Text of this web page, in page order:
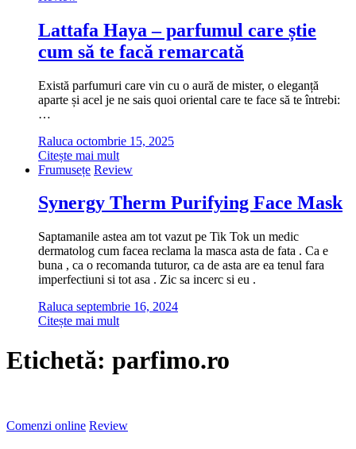
Lattafa Haya – parfumul care știe
cum să te facă remarcată
Există parfumuri care vin cu o aură de mister, o eleganță
aparte și acel je ne sais quoi oriental care te face să te întrebi:
…
Raluca octombrie 15, 2025
Citește mai mult
Frumusețe Review
Synergy Therm Purifying Face Mask
Saptamanile astea am tot vazut pe Tik Tok un medic
dermatolog cum facea reclama la masca asta de fata . Ca e
buna , ca o recomanda tuturor, ca de asta are ea tenul fara
imperfectiuni si tot asa . Zic sa incerc si eu .
Raluca septembrie 16, 2024
Citește mai mult
Etichetă: parfimo.ro
Comenzi online Review